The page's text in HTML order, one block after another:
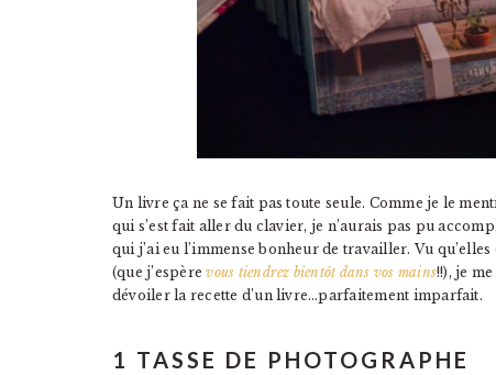
Un livre ça ne se fait pas toute seule. Comme je le
qui s’est fait aller du clavier, je n’aurais pas pu
qui j’ai eu l’immense bonheur de travailler. Vu
(que j’espèrevous tiendrez bientôt dans vos mains!!), je
dévoiler la recette d’un livre…parfaitement imparfait.
1 TASSE DE PHOTOGRAPHE